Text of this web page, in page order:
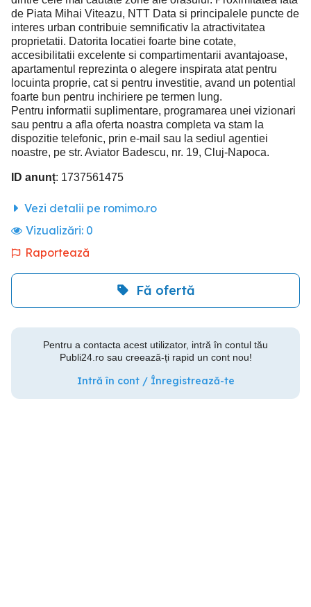
de Piata Mihai Viteazu, NTT Data si principalele puncte de
interes urban contribuie semnificativ la atractivitatea
proprietatii. Datorita locatiei foarte bine cotate,
accesibilitatii excelente si compartimentarii avantajoase,
apartamentul reprezinta o alegere inspirata atat pentru
locuinta proprie, cat si pentru investitie, avand un potential
foarte bun pentru inchiriere pe termen lung.
Pentru informatii suplimentare, programarea unei vizionari
sau pentru a afla oferta noastra completa va stam la
dispozitie telefonic, prin e-mail sau la sediul agentiei
noastre, pe str. Aviator Badescu, nr. 19, Cluj-Napoca.
ID anunț: 1737561475
Vezi detalii pe romimo.ro
Vizualizări: 0
Raportează
Fă ofertă
Pentru a contacta acest utilizator, intră în contul tău
Publi24.ro sau creează-ți rapid un cont nou!
Intră în cont / Înregistrează-te